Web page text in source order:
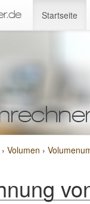
Startseite
› Volumen ›